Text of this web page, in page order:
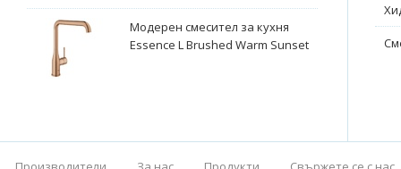
Модерен смесител за кухня
Essence L Brushed Warm Sunset